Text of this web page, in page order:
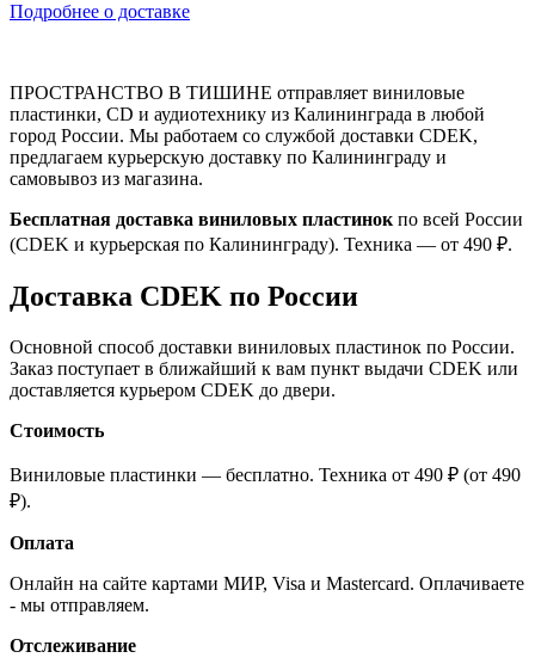
Подробнее о доставке
ПРОСТРАНСТВО В ТИШИНЕ отправляет виниловые
пластинки, CD и аудиотехнику из Калининграда в любой
город России. Мы работаем со службой доставки CDEK,
предлагаем курьерскую доставку по Калининграду и
самовывоз из магазина.
Бесплатная доставка виниловых пластинок по всей России
(CDEK и курьерская по Калининграду). Техника — от 490 ₽.
Доставка CDEK по России
Основной способ доставки виниловых пластинок по России.
Заказ поступает в ближайший к вам пункт выдачи CDEK или
доставляется курьером CDEK до двери.
Стоимость
Виниловые пластинки — бесплатно. Техника от 490 ₽ (от 490
₽).
Оплата
Онлайн на сайте картами МИР, Visa и Mastercard. Оплачиваете
- мы отправляем.
Отслеживание